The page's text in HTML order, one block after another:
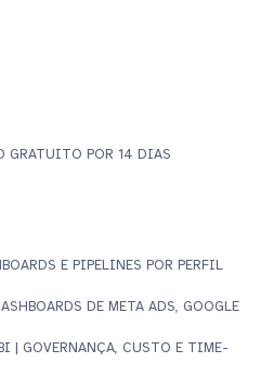
GRATUITO POR 14 DIAS
E PIPELINES POR PERFIL
DE META ADS, GOOGLE
| GOVERNANÇA, CUSTO E TIME-